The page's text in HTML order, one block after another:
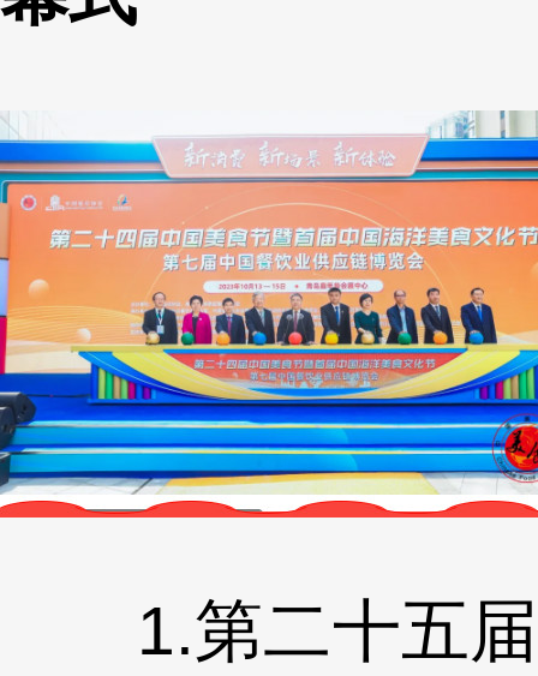
1.第二十五届